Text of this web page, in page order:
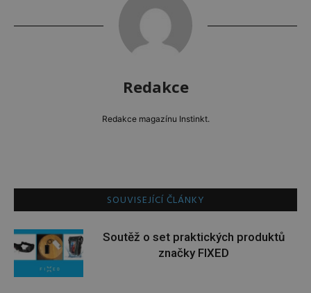
Redakce
Redakce magazínu Instinkt.
SOUVISEJÍCÍ ČLÁNKY
Soutěž o set praktických produktů
značky FIXED